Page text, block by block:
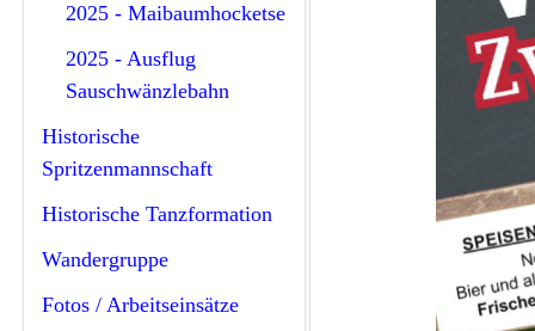
2025 - Maibaumhocketse
2025 - Ausflug
Sauschwänzlebahn
Historische
Spritzenmannschaft
Historische Tanzformation
Wandergruppe
Fotos / Arbeitseinsätze